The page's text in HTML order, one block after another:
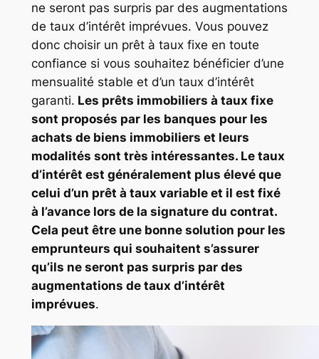
ne seront pas surpris par des augmentations
de taux d’intérêt imprévues. Vous pouvez
donc choisir un prêt à taux fixe en toute
confiance si vous souhaitez bénéficier d’une
mensualité stable et d’un taux d’intérêt
garanti. Les prêts immobiliers à taux fixe
sont proposés par les banques pour les
achats de biens immobiliers et leurs
modalités sont très intéressantes. Le taux
d’intérêt est généralement plus élevé que
celui d’un prêt à taux variable et il est fixé
à l’avance lors de la signature du contrat.
Cela peut être une bonne solution pour les
emprunteurs qui souhaitent s’assurer
qu’ils ne seront pas surpris par des
augmentations de taux d’intérêt
imprévues.